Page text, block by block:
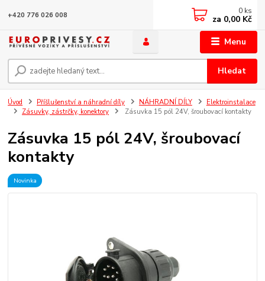
Menu
Hledat
+420 776 026 008 0 ks
za 0,00 Kč
Úvod Příšlušenství a náhradní díly NÁHRADNÍ DÍLY
Elektroinstalace
Zásuvky, zástrčky, konektory
Zásuvka 15 pól 24V, šroubovací kontakty
Zásuvka 15 pól 24V, šroubovací
kontakty
Novinka